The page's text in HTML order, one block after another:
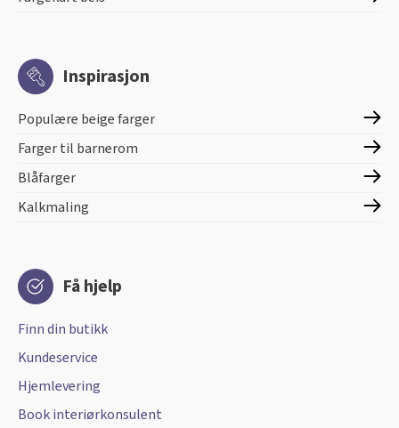
Inspirasjon
Populære beige farger
Farger til barnerom
Blåfarger
Kalkmaling
Få hjelp
Finn din butikk
Kundeservice
Hjemlevering
Book interiørkonsulent